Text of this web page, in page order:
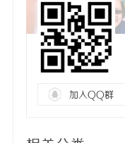
加入QQ群